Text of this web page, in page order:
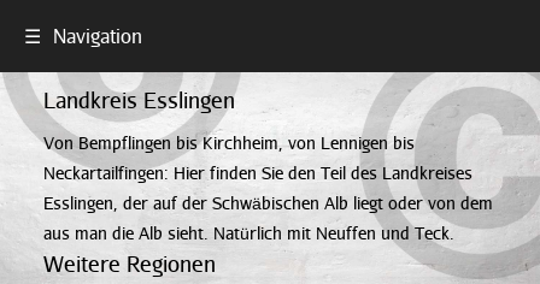
☰ Navigation
Landkreis Esslingen
Von Bempflingen bis Kirchheim, von Lennigen bis
Neckartailfingen: Hier finden Sie den Teil des Landkreises
Esslingen, der auf der Schwäbischen Alb liegt oder von dem
aus man die Alb sieht. Natürlich mit Neuffen und Teck.
Weitere Regionen